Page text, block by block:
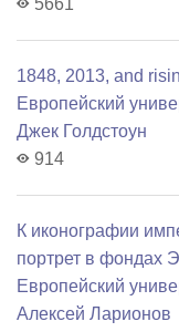
5661
1848, 2013, and
Европейский
Джек Голдстоун
914
К иконографии
портрет в фондах
Европейский
Алексей Ларионов